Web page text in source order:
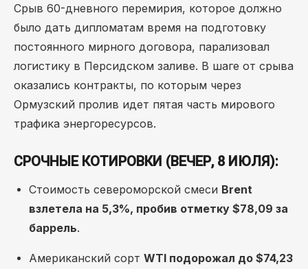
Срыв 60-дневного перемирия, которое должно
было дать дипломатам время на подготовку
постоянного мирного договора, парализовал
логистику в Персидском заливе. В шаге от срыва
оказались контракты, по которым через
Ормузский пролив идет пятая часть мирового
трафика энергоресурсов.
СРОЧНЫЕ КОТИРОВКИ (ВЕЧЕР, 8 ИЮЛЯ):
Стоимость североморской смеси Brent
взлетела на 5,3%, пробив отметку $78,09 за
баррель.
Американский сорт WTI подорожал до $74,23